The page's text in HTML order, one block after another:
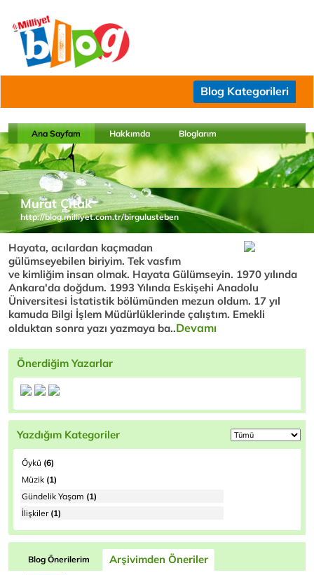
Blog Kategorileri
Ana Sayfam Hakkımda Bloglarım
Murat Çıtak
http://blog.milliyet.com.tr/birgulusteben
Hayata, acılardan kaçmadan
gülümseyebilen biriyim. Tek vasfım
ve kimliğim insan olmak. Hayata Gülümseyin. 1970 yılında
Ankara'da doğdum. 1993 Yılında Eskişehi Anadolu
Üniversitesi İstatistik bölümünden mezun oldum. 17 yıl
kamuda Bilgi İşlem Müdürlüklerinde çalıştım. Emekli
olduktan sonra yazı yazmaya ba..Devamı
Önerdiğim Yazarlar
Yazdığım Kategoriler
Öykü (6)
Müzik (1)
Gündelik Yaşam (1)
İlişkiler(1)
Blog Önerilerim Arşivimden Öneriler